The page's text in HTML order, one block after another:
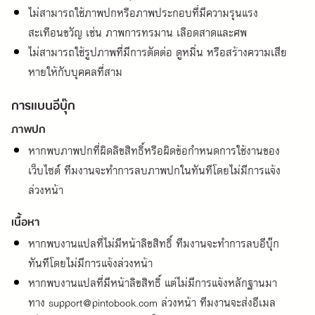
ไม่สามารถใช้ภาพปกหรือภาพประกอบที่มีความรุนแรง
สะเทือนขวัญ เช่น ภาพการทรมาน เลือดสาดและศพ
ไม่สามารถใช้รูปภาพที่มีการตัดต่อ ดูหมิ่น หรือสร้างความเสีย
หายให้กับบุคคลที่สาม
การแบนอีบุ๊ก
ภาพปก
หากพบภาพปกที่ผิดลิขสิทธิ์หรือผิดข้อกำหนดการใช้งานของ
เว็บไซต์ ทีมงานจะทำการลบภาพปกในทันทีโดยไม่มีการแจ้ง
ล่วงหน้า
เนื้อหา
หากพบงานแปลที่ไม่มีหน้าลิขสิทธิ์ ทีมงานจะทำการลบอีบุ๊ก
ทันทีโดยไม่มีการแจ้งล่วงหน้า
หากพบงานแปลที่มีหน้าลิขสิทธิ์ แต่ไม่มีการแจ้งหลักฐานมา
ทาง support@pintobook.com ล่วงหน้า ทีมงานจะส่งอีเมล